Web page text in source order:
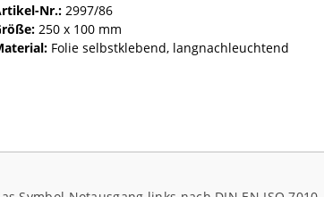
Nr.: 2997/86
250 x 100 mm
Folie selbstklebend, langnachleuchtend